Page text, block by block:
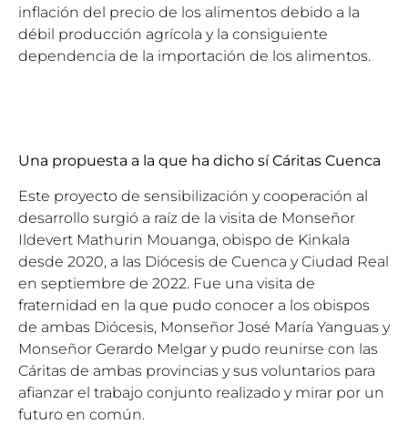
inflación del precio de los alimentos debido a la
débil producción agrícola y la consiguiente
dependencia de la importación de los alimentos.
Una propuesta a la que ha dicho sí Cáritas Cuenca
Este proyecto de sensibilización y cooperación al
desarrollo surgió a raíz de la visita de Monseñor
Ildevert Mathurin Mouanga, obispo de Kinkala
desde 2020, a las Diócesis de Cuenca y Ciudad Real
en septiembre de 2022. Fue una visita de
fraternidad en la que pudo conocer a los obispos
de ambas Diócesis, Monseñor José María Yanguas y
Monseñor Gerardo Melgar y pudo reunirse con las
Cáritas de ambas provincias y sus voluntarios para
afianzar el trabajo conjunto realizado y mirar por un
futuro en común.